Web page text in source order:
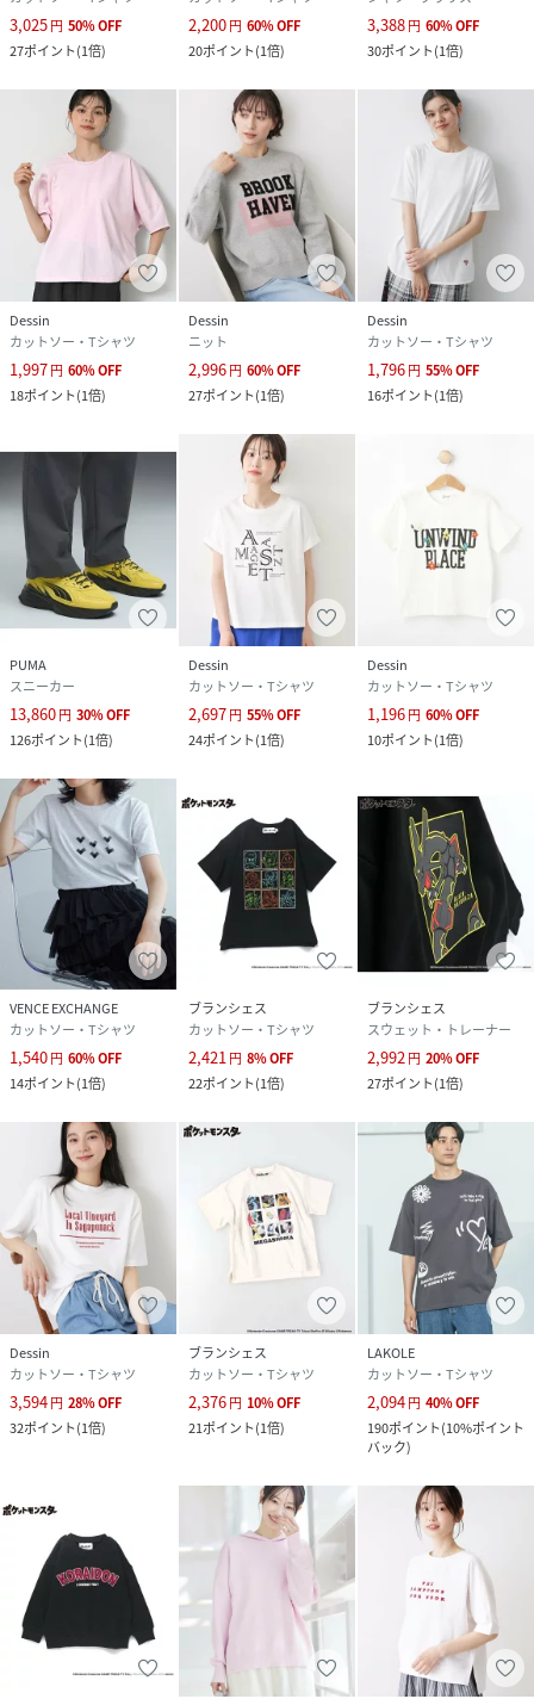
3,025円 50%OFF
27ポイント(1倍)
2,200円 60%OFF
20ポイント(1倍)
3,388円 60%OFF
30ポイント(1倍)
Dessin
カットソー・Tシャツ
1,997円 60%OFF
18ポイント(1倍)
Dessin
ニット
2,996円 60%OFF
27ポイント(1倍)
Dessin
カットソー・Tシャツ
1,796円 55%OFF
16ポイント(1倍)
PUMA
スニーカー
13,860円 30%OFF
126ポイント(1倍)
Dessin
カットソー・Tシャツ
2,697円 55%OFF
24ポイント(1倍)
Dessin
カットソー・Tシャツ
1,196円 60%OFF
10ポイント(1倍)
VENCE EXCHANGE
カットソー・Tシャツ
1,540円 60%OFF
14ポイント(1倍)
ブランシェス
カットソー・Tシャツ
2,421円 8%OFF
22ポイント(1倍)
ブランシェス
スウェット・トレーナー
2,992円 20%OFF
27ポイント(1倍)
Dessin
カットソー・Tシャツ
3,594円 28%OFF
32ポイント(1倍)
ブランシェス
カットソー・Tシャツ
2,376円 10%OFF
21ポイント(1倍)
LAKOLE
カットソー・Tシャツ
2,094円 40%OFF
190ポイント(10%ポイント
バック)